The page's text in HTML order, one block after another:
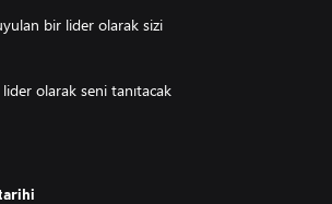
bir lider olarak sizi
olarak seni tanıtacak
tarihi